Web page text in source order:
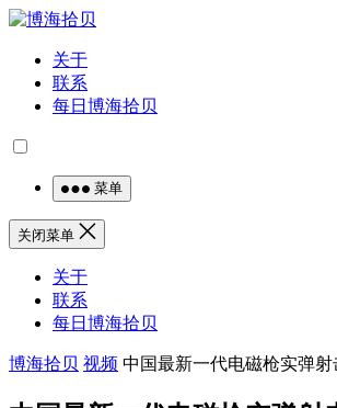
关于
联系
每日博海拾贝
菜单
关闭菜单
关于
联系
每日博海拾贝
博海拾贝 视频 中国最新一代电磁枪实弹